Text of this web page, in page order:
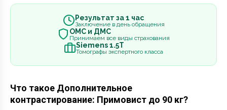
Результат за 1 час
Заключение в день обращения
ОМС и ДМС
Принимаем все виды страхования
Siemens 1.5Т
Томографы экспертного класса
Что такое Дополнительное
контрастирование: Примовист до 90 кг?